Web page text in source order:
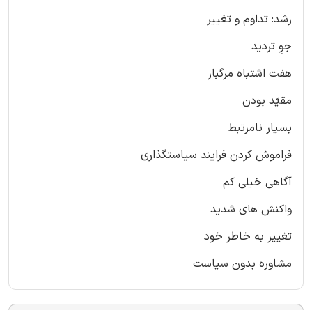
رشد: تداوم و تغییر
جوِ تردید
هفت اشتباه مرگبار
مقیّد بودن
بسیار نامرتبط
فراموش کردن فرایند سیاستگذاری
آگاهی خیلی کم
واکنش های شدید
تغییر به خاطر خود
مشاوره بدون سیاست